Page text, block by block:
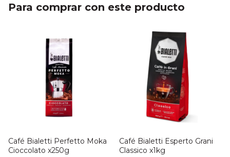
Para comprar con este producto
Café Bialetti Perfetto Moka
Cioccolato x250g
Café Bialetti Esperto Grani
Classico x1kg